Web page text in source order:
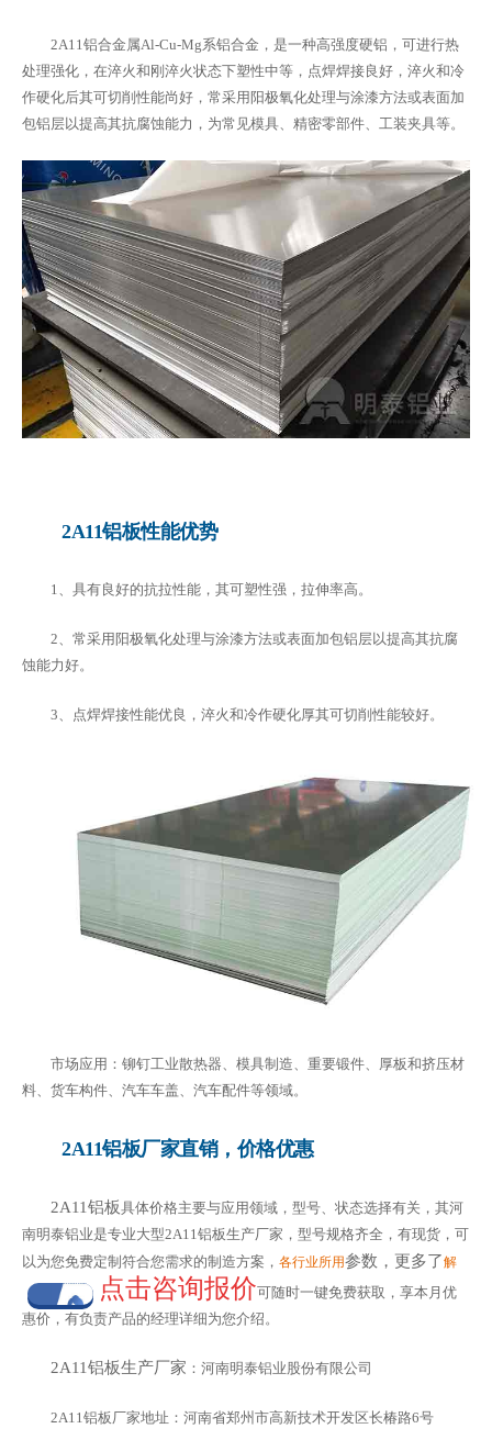
2A11铝合金属Al-Cu-Mg系铝合金，是一种高强度硬铝，可进行热
处理强化，在淬火和刚淬火状态下塑性中等，点焊焊接良好，淬火和冷
作硬化后其可切削性能尚好，常采用阳极氧化处理与涂漆方法或表面加
包铝层以提高其抗腐蚀能力，为常见模具、精密零部件、工装夹具等。
2A11铝板性能优势
1、具有良好的抗拉性能，其可塑性强，拉伸率高。
2、常采用阳极氧化处理与涂漆方法或表面加包铝层以提高其抗腐
蚀能力好。
3、点焊焊接性能优良，淬火和冷作硬化厚其可切削性能较好。
市场应用：铆钉工业散热器、模具制造、重要锻件、厚板和挤压材
料、货车构件、汽车车盖、汽车配件等领域。
2A11铝板厂家直销，价格优惠
2A11铝板具体价格主要与应用领域，型号、状态选择有关，其河
南明泰铝业是专业大型2A11铝板生产厂家，型号规格齐全，有现货，可
以为您免费定制符合您需求的制造方案， 各行业所用参数，更多了解
点击咨询报价可随时一键免费获取，享本月优
惠价，有负责产品的经理详细为您介绍。
2A11铝板生产厂家 ：河南明泰铝业股份有限公司
2A11铝板厂家地址：河南省郑州市高新技术开发区长椿路6号